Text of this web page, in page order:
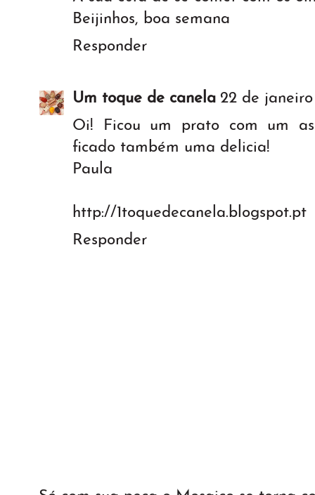
Beijinhos, boa semana
Responder
Um toque de canela 22 de
Oi! Ficou um prato com um
ficado também uma delicia!
Paula
http://1toquedecanela.blogspot.pt
Responder